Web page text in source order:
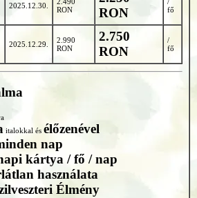
2025.12.30.
RON
RON
fő
2025.12.29.
2.990
RON
2.750
RON
/
fő
italokkal és élőzenével
nap
kártya / fő / nap
használata
Élmény